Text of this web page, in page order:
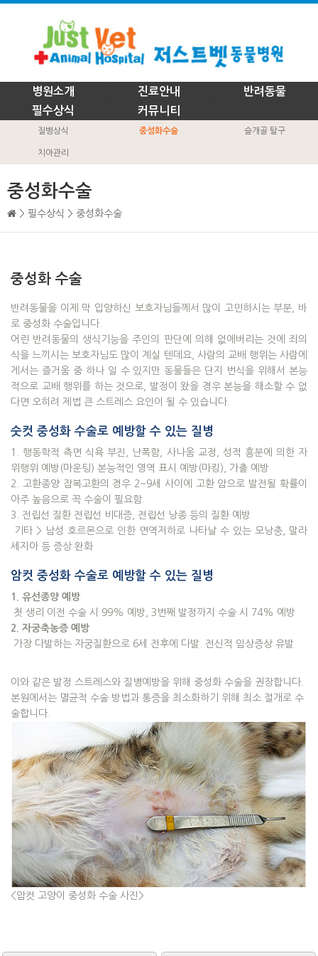
병원소개 진료안내
반려동물
필수상식
커뮤니티
질병상식 중성화수술 슬개골 탈구
치아관리
중성화수술
> 필수상식 > 중성화수술
중성화 수술
반려동물을 이제 막 입양하신 보호자님들께서 많이 고민하시는 부분, 바
로 중성화 수술입니다.
어린 반려동물의 생식기능을 주인의 판단에 의해 없애버리는 것에 죄의
식을 느끼시는 보호자님도 많이 계실 텐데요, 사람의 교배 행위는 사람에
게서는 즐거움 중 하나 일 수 있지만 동물들은 단지 번식을 위해서 본능
적으로 교배 행위를 하는 것으로, 발정이 왔을 경우 본능을 해소할 수 없
다면 오히려 제법 큰 스트레스 요인이 될 수 있습니다.
숫컷 중성화 수술로 예방할 수 있는 질병
1. 행동학적 측면 식욕 부진, 난폭함, 사나움 교정, 성적 흥분에 의한 자
위행위 예방(마운팅) 본능적인 영역 표시 예방(마킹), 가출 예방
2. 고환종양 잠복고환의 경우 2~9세 사이에 고환 암으로 발전될 확률이
아주 높음으로 꼭 수술이 필요함.
3. 전립선 질환 전립선 비대증, 전립선 낭종 등의 질환 예방
기타 > 남성 호르몬으로 인한 면역저하로 나타날 수 있는 모낭충, 말라
세지아 등 증상 완화
암컷 중성화 수술로 예방할 수 있는 질병
1. 유선종양 예방
첫 생리 이전 수술 시 99% 예방, 3번째 발정까지 수술 시 74% 예방
2. 자궁축농증 예방
가장 다발하는 자궁질환으로 6세 전후에 다발. 전신적 임상증상 유발
이와 같은 발정 스트레스와 질병예방을 위해 중성화 수술을 권장합니다.
본원에서는 멸균적 수술 방법과 통증을 최소화하기 위해 최소 절개로 수
술합니다.
<암컷 고양이 중성화 수술 사진>